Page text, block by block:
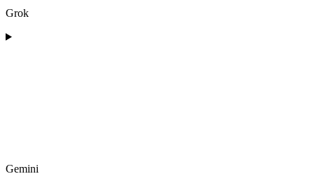
Grok
Gemini